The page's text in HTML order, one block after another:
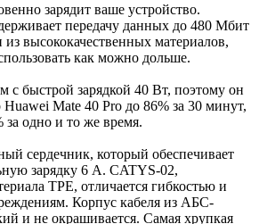
зарядит ваше устройство.
передачу данных до 480 Мбит
из высококачественных материалов,
как можно дольше.
с быстрой зарядкой 40 Вт, поэтому он
Huawei Mate 40 Pro до 86% за 30 минут,
за одно и то же время.
сердечник, который обеспечивает
зарядку 6 А. CATYS-02,
TPE, отличается гибкостью и
Корпус кабеля из АБС-
и не окрашивается. Самая хрупкая